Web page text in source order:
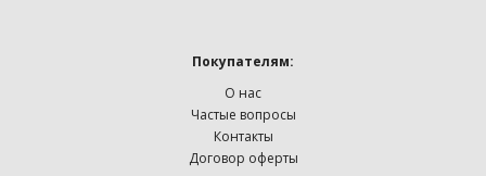
Покупателям:
О нас
Частые вопросы
Контакты
Договор оферты